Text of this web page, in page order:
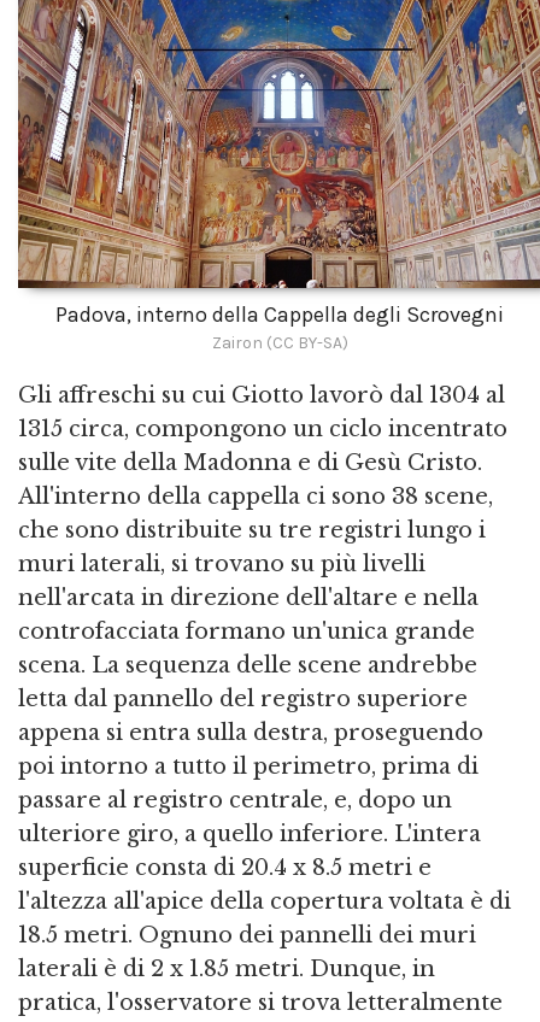
Padova, interno della Cappella degli Scrovegni
Zairon (CC BY-SA)
Gli affreschi su cui Giotto lavorò dal 1304 al
1315 circa, compongono un ciclo incentrato
sulle vite della Madonna e di Gesù Cristo.
All'interno della cappella ci sono 38 scene,
che sono distribuite su tre registri lungo i
muri laterali, si trovano su più livelli
nell'arcata in direzione dell'altare e nella
controfacciata formano un'unica grande
scena. La sequenza delle scene andrebbe
letta dal pannello del registro superiore
appena si entra sulla destra, proseguendo
poi intorno a tutto il perimetro, prima di
passare al registro centrale, e, dopo un
ulteriore giro, a quello inferiore. L'intera
superficie consta di 20.4 x 8.5 metri e
l'altezza all'apice della copertura voltata è di
18.5 metri. Ognuno dei pannelli dei muri
laterali è di 2 x 1.85 metri. Dunque, in
pratica, l'osservatore si trova letteralmente